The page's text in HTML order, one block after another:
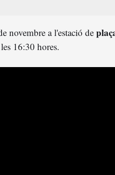
novembre a l'estació de
16:30 hores.